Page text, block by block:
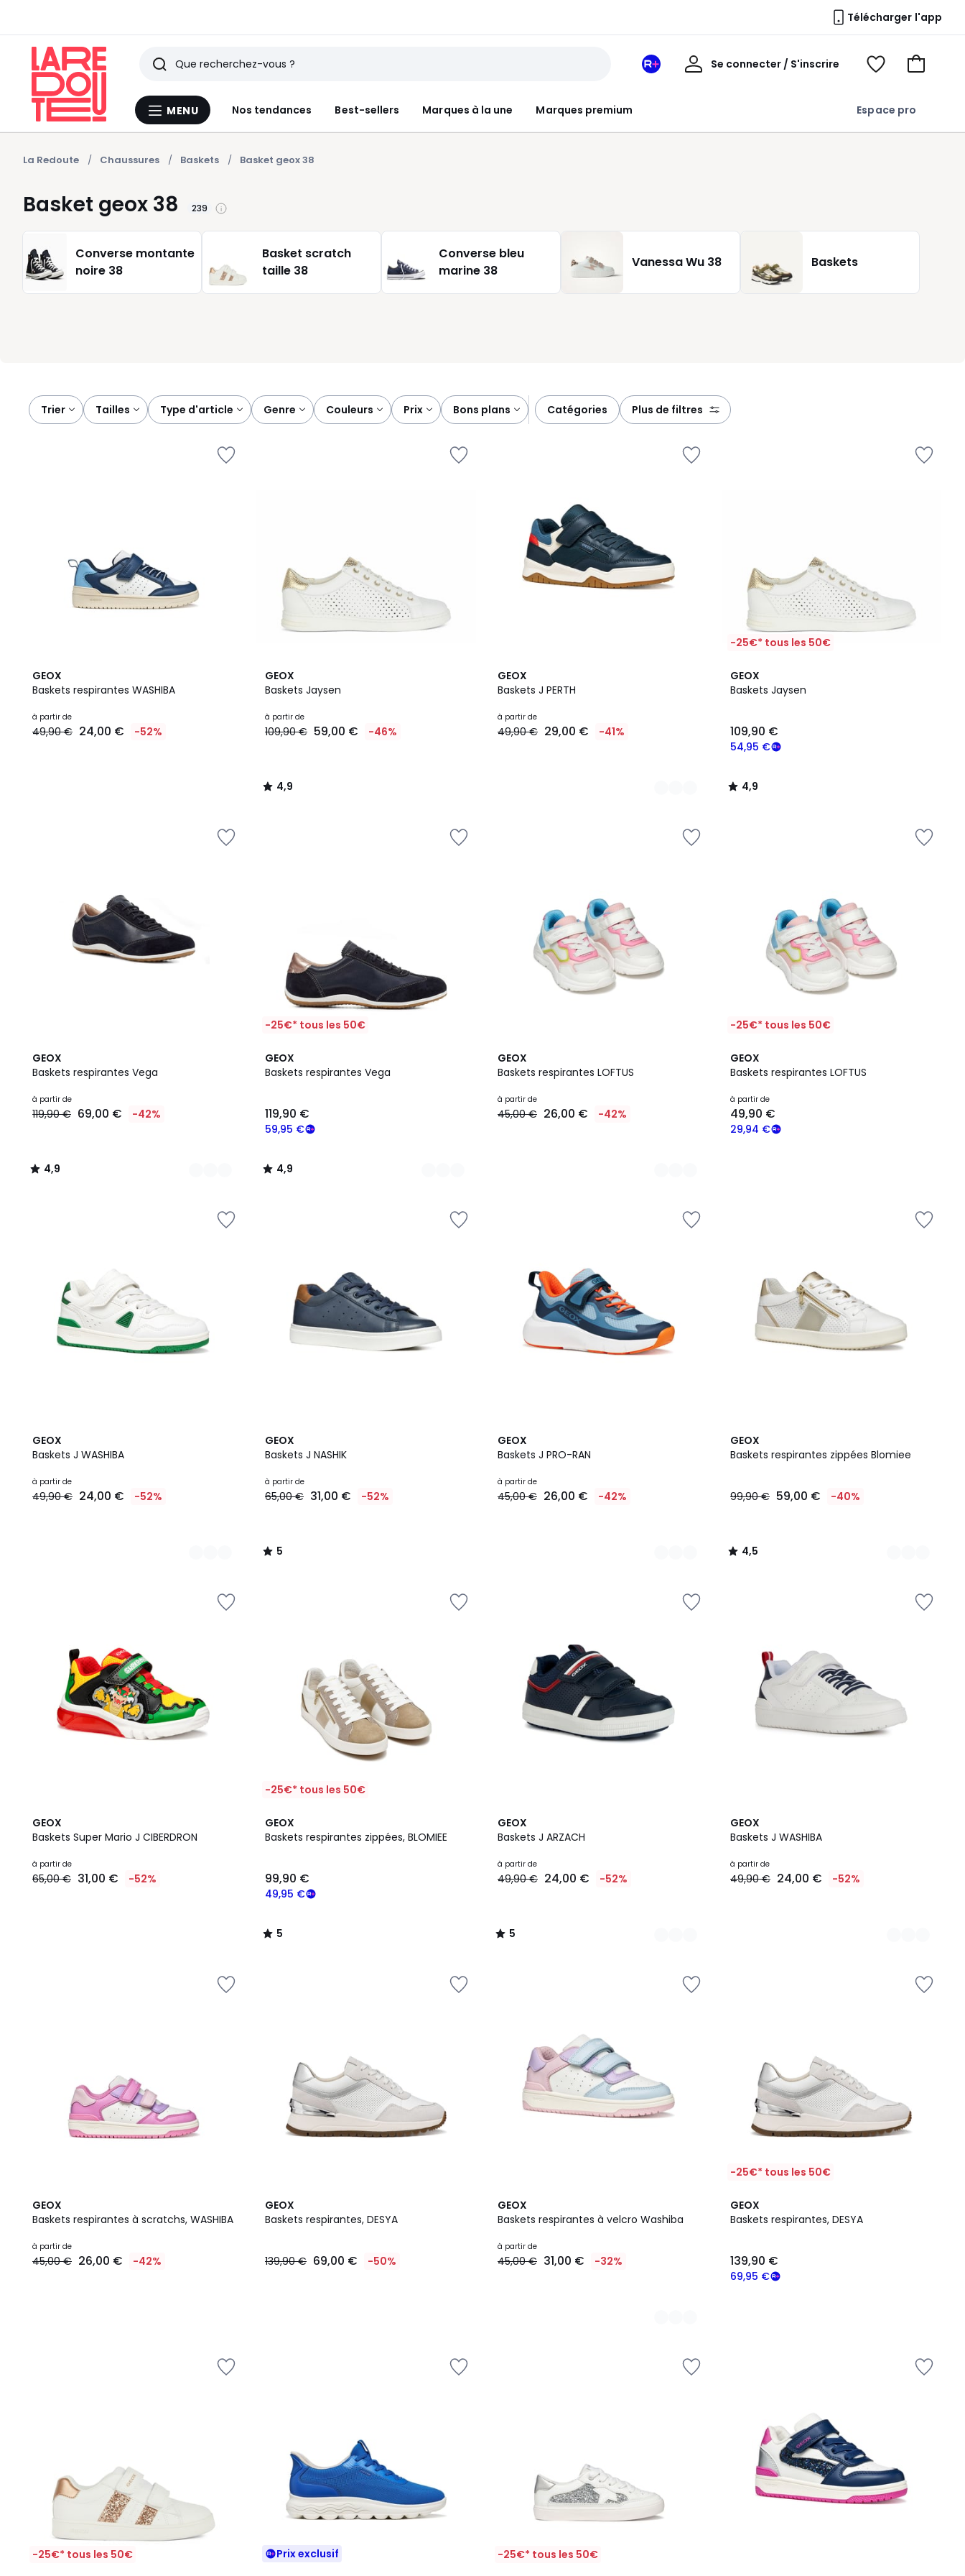
Télécharger l'app
Menu
MENU Nos tendances Best-sellers Marques à la une Marques premium Espace pro
Rechercher
Derniers
articles
vus
Mon
Se connecter / S'inscrire
Mon
Voir
Voir
La Redoute Chaussures Baskets Basket geox 38
Basket geox 38 239
Converse montante
noire 38
Basket scratch
taille 38
Converse bleu
marine 38
Vanessa Wu 38 Baskets
Trier tailles type d'article genre couleurs prix bons plans catégories plus de filtres
GEOX
Baskets respirantes WASHIBA
Prix
à
réduction
appliquée.
à partir de
49,90 € 24,00 € -52%
GEOX
Baskets Jaysen
à partir de
109,90 € 59,00 € -46%
4,9
/ 5
4,9
/
GEOX
Baskets J PERTH
à partir de
49,90 € 29,00 € -41%
5
Couleurs
-25€* tous les 50€
GEOX
Baskets Jaysen
54,95 €
109,90 €
4,9
/ 5
4,9
/
GEOX
Baskets respirantes Vega
à partir de
119,90 € 69,00 € -42%
4,9
/ 5
3
Couleurs
4,9
/
-25€* tous les 50€
GEOX
Baskets respirantes Vega
59,95 €
119,90 €
4,9
/ 5
2
Couleurs
4,9
/
GEOX
Baskets respirantes LOFTUS
à partir de
45,00 € 26,00 € -42%
2
Couleurs
-25€* tous les 50€
GEOX
Baskets respirantes LOFTUS
à partir de
29,94 €
49,90 €
GEOX
Baskets J WASHIBA
à partir de
49,90 € 24,00 € -52%
3
Couleurs
GEOX
Baskets J NASHIK
à partir de
65,00 € 31,00 € -52%
5
/
5
/
GEOX
Baskets J PRO-RAN
à partir de
45,00 € 26,00 € -42%
6
Couleurs
GEOX
Baskets respirantes zippées Blomiee
99,90 € 59,00 € -40%
4,5
/ 5
4
Couleurs
4,5
/
GEOX
Baskets Super Mario J CIBERDRON
à partir de
65,00 € 31,00 € -52%
-25€* tous les 50€
GEOX
Baskets respirantes zippées, BLOMIEE
49,95 €
99,90 €
5
/
5
/
GEOX
Baskets J ARZACH
à partir de
49,90 € 24,00 € -52%
5
/
2
Couleurs
5
/
GEOX
Baskets J WASHIBA
à partir de
49,90 € 24,00 € -52%
2
Couleurs
GEOX
Baskets respirantes à scratchs, WASHIBA
à partir de
45,00 € 26,00 € -42%
GEOX
Baskets respirantes, DESYA
139,90 € 69,00 € -50%
GEOX
Baskets respirantes à velcro Washiba
à partir de
45,00 € 31,00 € -32%
2
Couleurs
-25€* tous les 50€
GEOX
Baskets respirantes, DESYA
69,95 €
139,90 €
-25€* tous les 50€ Prix exclusif -25€* tous les 50€